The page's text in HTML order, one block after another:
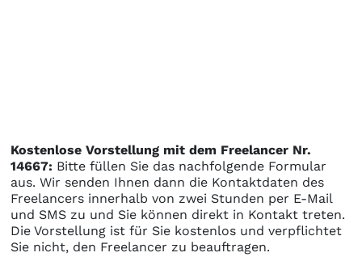
Kostenlose Vorstellung mit dem Freelancer Nr.
14667: Bitte füllen Sie das nachfolgende Formular
aus. Wir senden Ihnen dann die Kontaktdaten des
Freelancers innerhalb von zwei Stunden per E-Mail
und SMS zu und Sie können direkt in Kontakt treten.
Die Vorstellung ist für Sie kostenlos und verpflichtet
Sie nicht, den Freelancer zu beauftragen.